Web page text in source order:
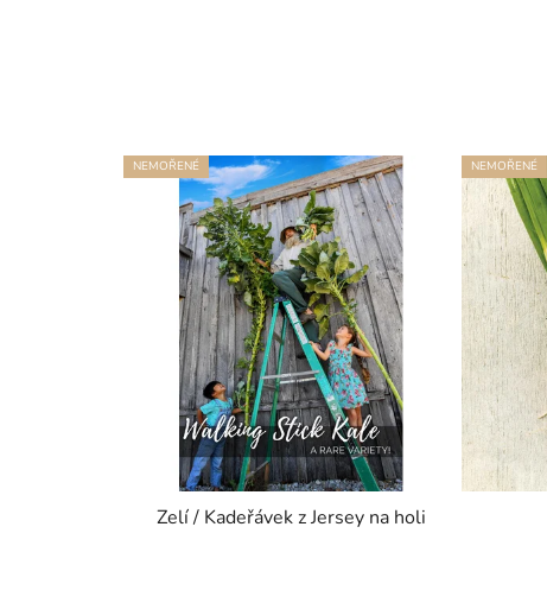
NEMOŘENÉ
Zelí / Kadeřávek z Jersey na holi
NEMOŘENÉ